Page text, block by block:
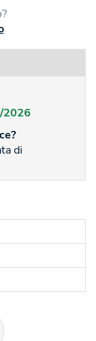
2026
di